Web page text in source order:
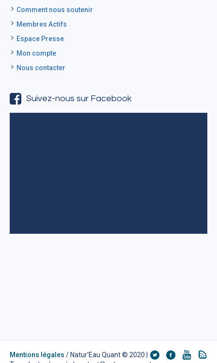
Comment nous soutenir
Membres Actifs
Espace Presse
Mon compte
Nous contacter
Suivez-nous sur Facebook
Mentions légales / Natur'Eau Quant © 2020 |